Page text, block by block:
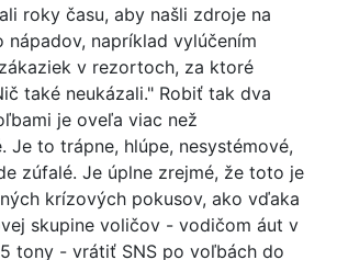
roky času, aby našli zdroje na
napríklad vylúčením
v rezortoch, za ktoré
také neukázali." Robiť tak dva
je oveľa viac než
Je to trápne, hlúpe, nesystémové,
zúfalé. Je úplne zrejmé, že toto je
krízových pokusov, ako vďaka
skupine voličov - vodičom áut v
tony - vrátiť SNS po voľbách do